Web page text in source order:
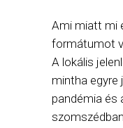
Ami miatt mi
formátumot
A lokális
mintha egyre
pandémia és